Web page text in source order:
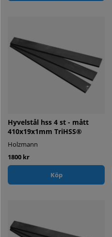
Hyvelstål hss 4 st - mått
410x19x1mm TriHSS®
Holzmann
1800 kr
Köp